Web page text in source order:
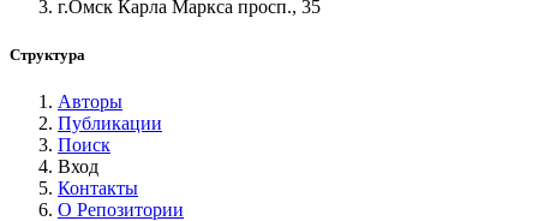
г.Омск Карла Маркса просп., 35
Структура
Авторы
Публикации
Поиск
Вход
Контакты
О Репозитории